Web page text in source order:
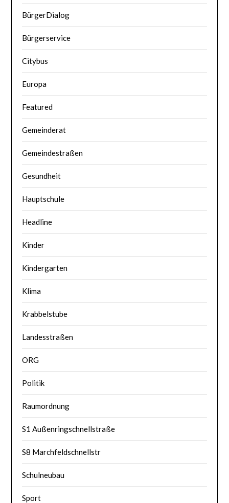
BürgerDialog
Bürgerservice
Citybus
Europa
Featured
Gemeinderat
Gemeindestraßen
Gesundheit
Hauptschule
Headline
Kinder
Kindergarten
Klima
Krabbelstube
Landesstraßen
ORG
Politik
Raumordnung
S1 Außenringschnellstraße
S8 Marchfeldschnellstr
Schulneubau
Sport